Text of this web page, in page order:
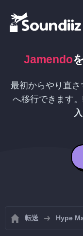
Jamendoを
最初からやり直さ
へ移行できます
転送 Hype